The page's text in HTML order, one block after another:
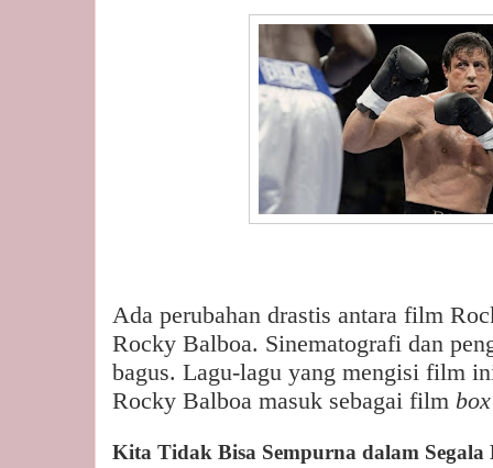
Ada perubahan drastis antara film
Rocky Balboa. Sinematografi dan
bagus. Lagu-lagu yang mengisi film
Rocky Balboa masuk sebagai film
Kita Tidak Bisa Sempurna dalam Segala